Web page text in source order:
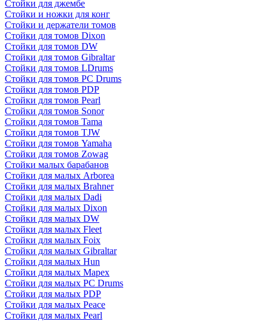
Стойки для джембе
Стойки и ножки для конг
Стойки и держатели томов
Стойки для томов Dixon
Стойки для томов DW
Стойки для томов Gibraltar
Стойки для томов LDrums
Стойки для томов PC Drums
Стойки для томов PDP
Стойки для томов Pearl
Стойки для томов Sonor
Стойки для томов Tama
Стойки для томов TJW
Стойки для томов Yamaha
Стойки для томов Zowag
Стойки малых барабанов
Стойки для малых Arborea
Стойки для малых Brahner
Стойки для малых Dadi
Стойки для малых Dixon
Стойки для малых DW
Стойки для малых Fleet
Стойки для малых Foix
Стойки для малых Gibraltar
Стойки для малых Hun
Стойки для малых Mapex
Стойки для малых PC Drums
Стойки для малых PDP
Стойки для малых Peace
Стойки для малых Pearl